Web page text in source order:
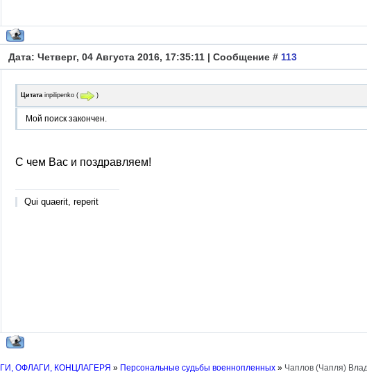
Дата: Четверг, 04 Августа 2016, 17:35:11 | Сообщение # 113
Цитата inpilipenko ( )
Мой поиск закончен.
С чем Вас и поздравляем!
Qui quaerit, reperit
ОФЛАГИ, КОНЦЛАГЕРЯ » Персональные судьбы военнопленных » Чаплов (Чапля)